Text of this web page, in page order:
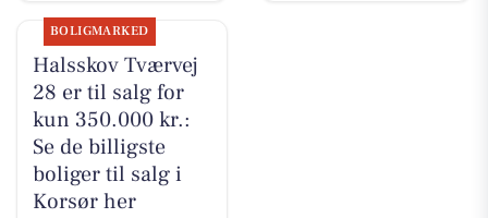
BOLIGMARKED
Halsskov Tværvej
28 er til salg for
kun 350.000 kr.:
Se de billigste
boliger til salg i
Korsør her